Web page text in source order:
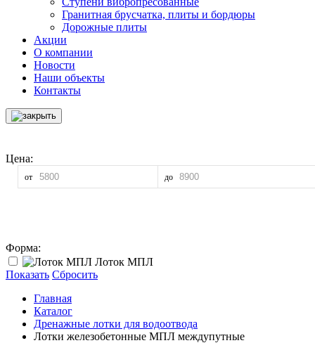
Гранитная брусчатка, плиты и бордюры
Дорожные плиты
Акции
О компании
Новости
Наши объекты
Контакты
Цена:
от до
Форма:
Лоток МПЛ
Показать Сбросить
Главная
Каталог
Дренажные лотки для водоотвода
Лотки железобетонные МПЛ междупутные